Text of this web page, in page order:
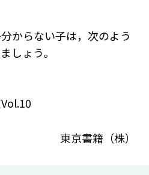
からない子は，次のよう
しょう。
東京書籍（株）